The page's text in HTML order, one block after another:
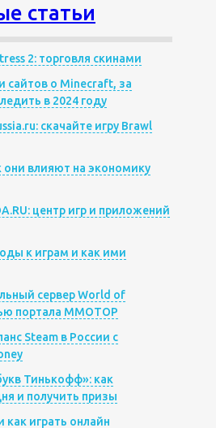
статьи
2: торговля скинами
сайтов о Minecraft, за
в 2024 году
скачайте игру Brawl
они влияют на экономику
центр игр и приложений
к играм и как ими
сервер World of
портала MMOTOP
Steam в России с
Тинькофф»: как
и получить призы
как играть онлайн